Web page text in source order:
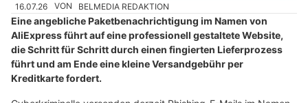
16.07.26 VON BELMEDIA REDAKTION
Eine angebliche Paketbenachrichtigung im Namen von
AliExpress führt auf eine professionell gestaltete Website,
die Schritt für Schritt durch einen fingierten Lieferprozess
führt und am Ende eine kleine Versandgebühr per
Kreditkarte fordert.